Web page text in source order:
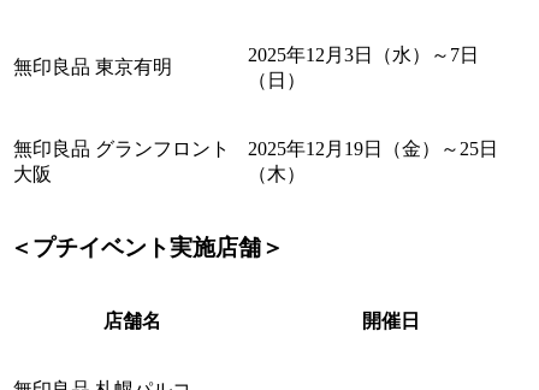
無印良品 東京有明
2025年12月3日（水）～7日
（日）
無印良品 グランフロント
大阪
2025年12月19日（金）～25日
（木）
＜プチイベント実施店舗＞
店舗名 開催日